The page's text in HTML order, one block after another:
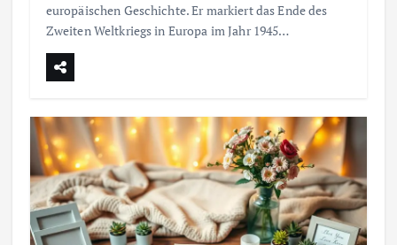
europäischen Geschichte. Er markiert das Ende des
Zweiten Weltkriegs in Europa im Jahr 1945…